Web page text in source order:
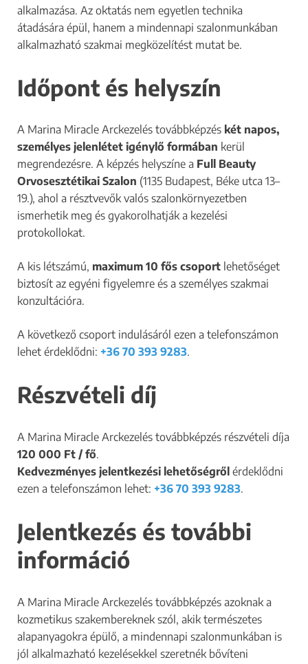
alkalmazása. Az oktatás nem egyetlen technika
átadására épül, hanem a mindennapi szalonmunkában
alkalmazható szakmai megközelítést mutat be.
Időpont és helyszín
A Marina Miracle Arckezelés továbbképzés két napos,
személyes jelenlétet igénylő formában kerül
megrendezésre. A képzés helyszíne a Full Beauty
Orvosesztétikai Szalon (1135 Budapest, Béke utca 13–
19.), ahol a résztvevők valós szalonkörnyezetben
ismerhetik meg és gyakorolhatják a kezelési
protokollokat.
A kis létszámú, maximum 10 fős csoport lehetőséget
biztosít az egyéni figyelemre és a személyes szakmai
konzultációra.
A következő csoport indulásáról ezen a telefonszámon
lehet érdeklődni: +36 70 393 9283.
Részvételi díj
A Marina Miracle Arckezelés továbbképzés részvételi díja
120 000 Ft / fő.
Kedvezményes jelentkezési lehetőségről érdeklődni
ezen a telefonszámon lehet: +36 70 393 9283.
Jelentkezés és további
információ
A Marina Miracle Arckezelés továbbképzés azoknak a
kozmetikus szakembereknek szól, akik természetes
alapanyagokra épülő, a mindennapi szalonmunkában is
jól alkalmazható kezelésekkel szeretnék bővíteni